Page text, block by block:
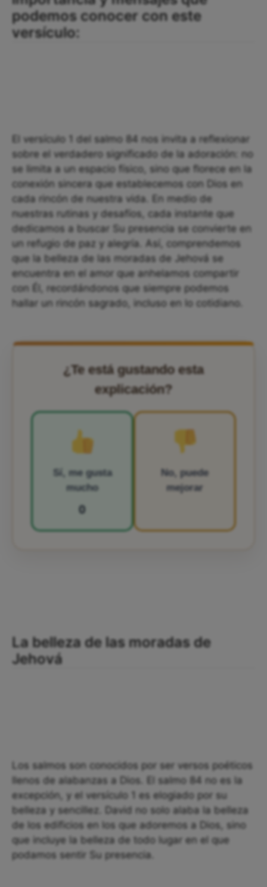
podemos conocer con este
versículo:
El versículo 1 del salmo 84 nos invita a reflexionar
sobre el verdadero significado de la adoración: no
se limita a un espacio físico, sino que florece en la
conexión sincera que establecemos con Dios en
cada rincón de nuestra vida. En medio de
nuestras rutinas y desafíos, cada instante que
dedicamos a buscar Su presencia se convierte en
un refugio de paz y alegría. Así, comprendemos
que la belleza de las moradas de Jehová se
encuentra en el amor que anhelamos compartir
con Él, recordándonos que siempre podemos
hallar un rincón sagrado, incluso en lo cotidiano.
¿Te está gustando esta
explicación?
Sí, me gusta
mucho
0
No, puede
mejorar
La belleza de las moradas de
Jehová
Los salmos son conocidos por ser versos poéticos
llenos de alabanzas a Dios. El salmo 84 no es la
excepción, y el versículo 1 es elogiado por su
belleza y sencillez. David no solo alaba la belleza
de los edificios en los que adoremos a Dios, sino
que incluye la belleza de todo lugar en el que
podamos sentir Su presencia.